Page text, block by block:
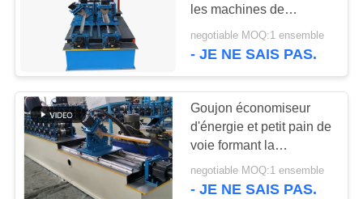
CONFIDENTIALITÉ
Machines de
formage de
rouleaux à rouleaux
135
les machines de
encadrement en acier de
mesure légère de 0.8mm
negotiable MOQ:1 ensemble
- JE NE SAIS PAS.
Goujon économiseur
d'énergie et petit pain de
voie formant la
consommation de
puissance faible de
negotiable MOQ:1 ensemble
- JE NE SAIS PAS.